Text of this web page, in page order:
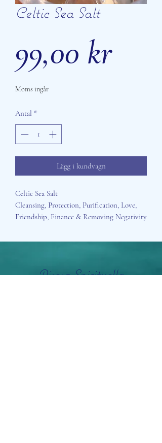
Celtic Sea Salt
99,00 krPris
Moms ingår
Antal *
Lägg i kundvagn
Celtic Sea Salt
Cleansing, Protection, Purification, Love,
Friendship, Finance & Removing Negativity
Aisosa Spirituella